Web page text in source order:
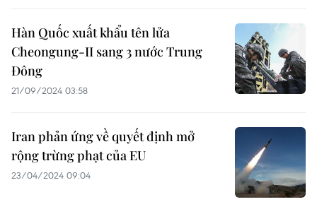
Hàn Quốc xuất khẩu tên lửa
Cheongung-II sang 3 nước Trung
Đông
21/09/2024 03:58
Iran phản ứng về quyết định mở
rộng trừng phạt của EU
23/04/2024 09:04